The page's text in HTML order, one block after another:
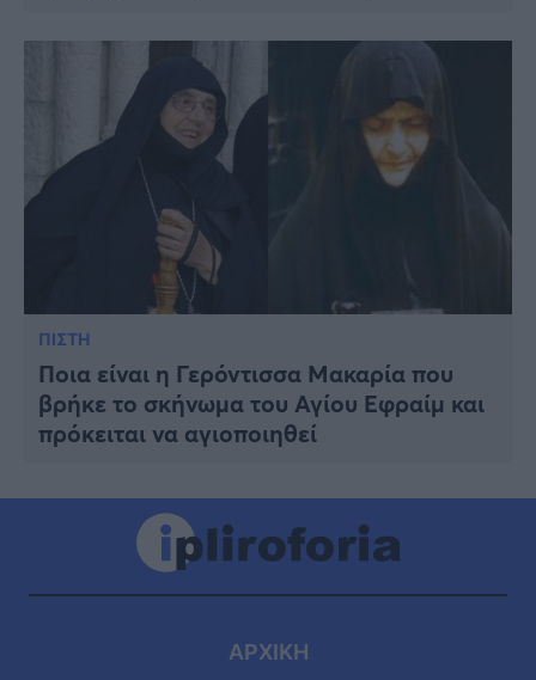
ΠΙΣΤΗ
Ποια είναι η Γερόντισσα Μακαρία που
βρήκε το σκήνωμα του Αγίου Εφραίμ και
πρόκειται να αγιοποιηθεί
ΑΡΧΙΚΗ